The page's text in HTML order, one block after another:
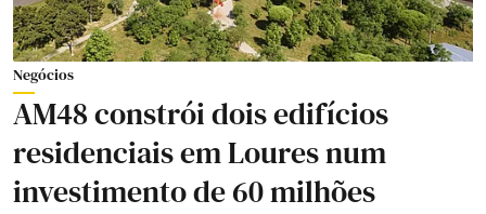
Negócios
AM48 constrói dois edifícios
residenciais em Loures num
investimento de 60 milhões